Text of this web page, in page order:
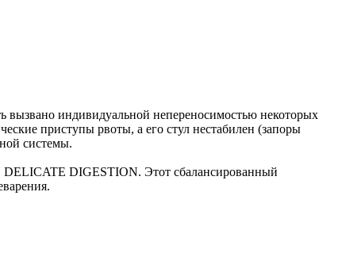
вызвано индивидуальной непереносимостью некоторых
приступы рвоты, а его стул нестабилен (запоры
системы.
DELICATE DIGESTION. Этот сбалансированный